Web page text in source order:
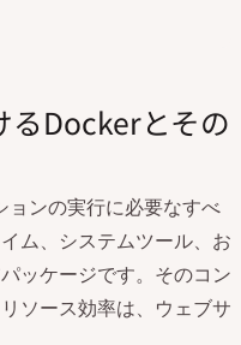
るDockerとその
ョンの実行に必要なすべ
ム、システムツール、お
ッケージです。そのコン
ソース効率は、ウェブサ